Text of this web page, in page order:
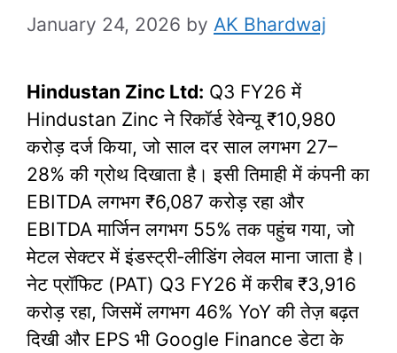
January 24, 2026 by AK Bhardwaj
Hindustan Zinc Ltd: Q3 FY26 में
Hindustan Zinc ने रिकॉर्ड रेवेन्यू ₹10,980
करोड़ दर्ज किया, जो साल दर साल लगभग 27–
28% की ग्रोथ दिखाता है। इसी तिमाही में कंपनी का
EBITDA लगभग ₹6,087 करोड़ रहा और
EBITDA मार्जिन लगभग 55% तक पहुंच गया, जो
मेटल सेक्टर में इंडस्ट्री‑लीडिंग लेवल माना जाता है।
नेट प्रॉफिट (PAT) Q3 FY26 में करीब ₹3,916
करोड़ रहा, जिसमें लगभग 46% YoY की तेज़ बढ़त
दिखी और EPS भी Google Finance डेटा के